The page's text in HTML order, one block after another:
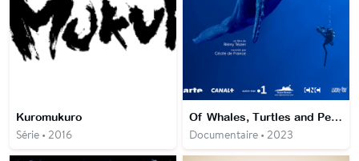
Kuromukuro
Série • 2016
Of Whales, Turtles and People
Documentaire • 2023